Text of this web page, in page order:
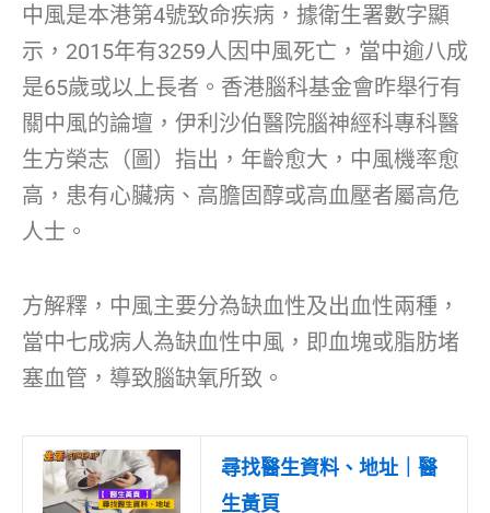
中風是本港第4號致命疾病，據衛生署數字顯
示，2015年有3259人因中風死亡，當中逾八成
是65歲或以上長者。香港腦科基金會昨舉行有
關中風的論壇，伊利沙伯醫院腦神經科專科醫
生方榮志（圖）指出，年齡愈大，中風機率愈
高，患有心臟病、高膽固醇或高血壓者屬高危
人士。
方解釋，中風主要分為缺血性及出血性兩種，
當中七成病人為缺血性中風，即血塊或脂肪堵
塞血管，導致腦缺氧所致。
尋找醫生資料、地址｜醫
生黃頁